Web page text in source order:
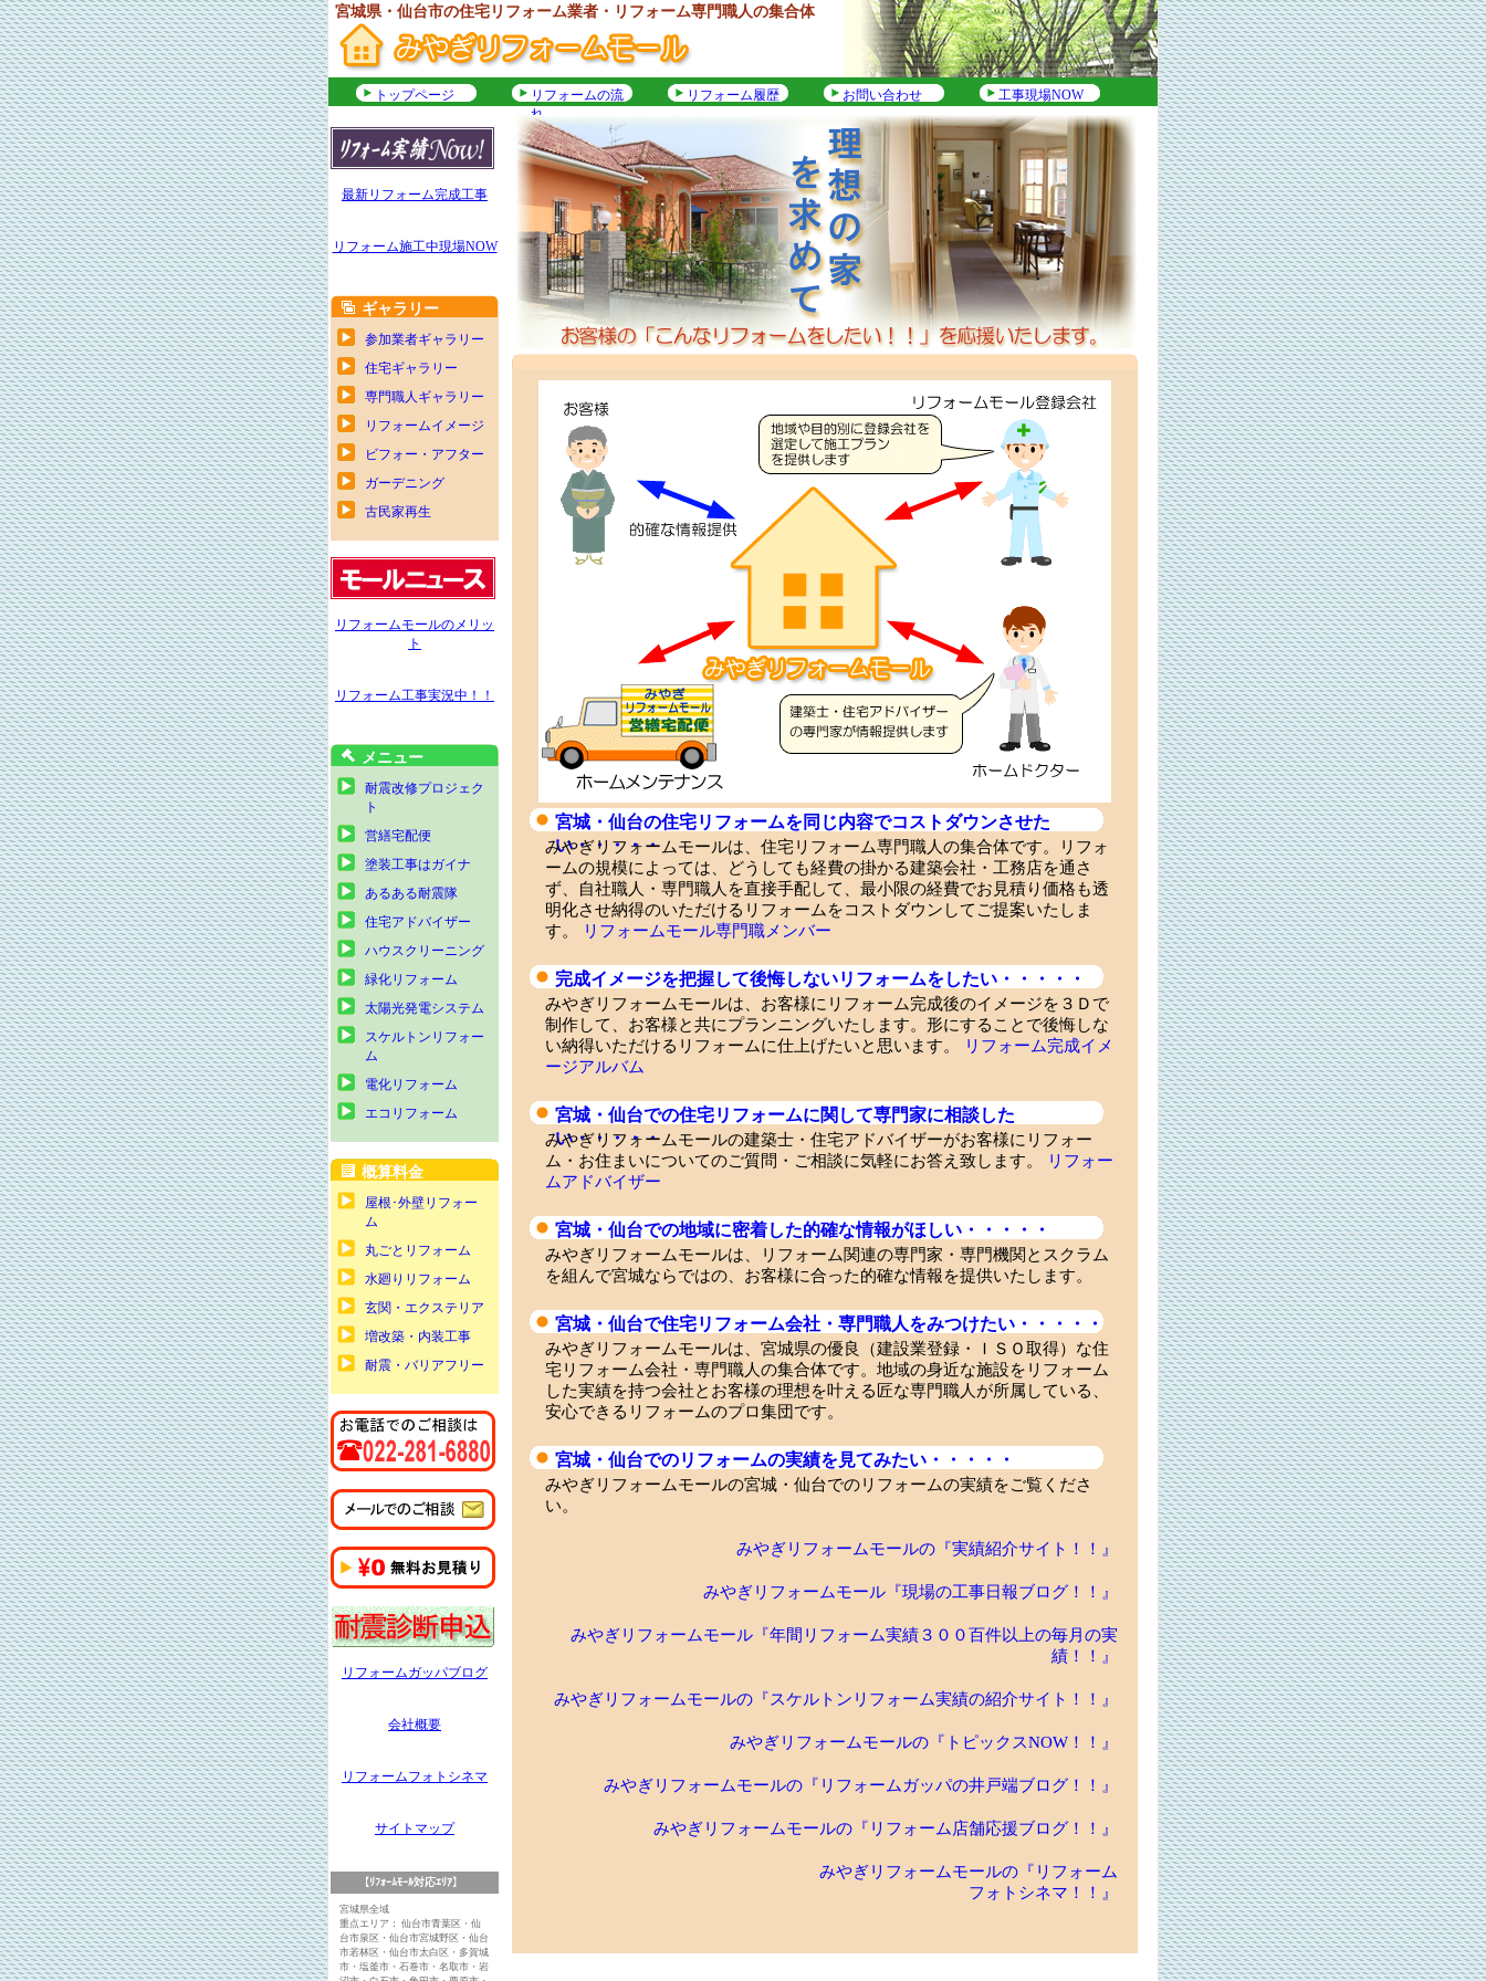
宮城県・仙台市の住宅リフォーム業者・リフォーム専門職人の集合体
トップページ
リフォームの流
れ
リフォーム履歴 お問い合わせ 工事現場NOW
最新リフォーム完成工事
リフォーム施工中現場NOW
ギャラリー
参加業者ギャラリー
住宅ギャラリー
専門職人ギャラリー
リフォームイメージ
ビフォー・アフター
ガーデニング
古民家再生
リフォームモールのメリッ
ト
リフォーム工事実況中！！
メニュー
耐震改修プロジェク
ト
営繕宅配便
塗装工事はガイナ
あるある耐震隊
住宅アドバイザー
ハウスクリーニング
緑化リフォーム
太陽光発電システム
スケルトンリフォー
ム
電化リフォーム
エコリフォーム
概算料金
屋根･外壁リフォー
ム
丸ごとリフォーム
水廻りリフォーム
玄関・エクステリア
増改築・内装工事
耐震・バリアフリー
リフォームガッパブログ
会社概要
リフォームフォトシネマ
サイトマップ
【ﾘﾌｫｰﾑﾓｰﾙ対応ｴﾘｱ】
宮城県全域
重点エリア： 仙台市青葉区・仙
台市泉区・仙台市宮城野区・仙台
市若林区・仙台市太白区・多賀城
市・塩釜市・石巻市・名取市・岩
宮城・仙台の住宅リフォームを同じ内容でコストダウンさせた
い・・・・・
みやぎリフォームモールは、住宅リフォーム専門職人の集合体です。リフォ
ームの規模によっては、どうしても経費の掛かる建築会社・工務店を通さ
ず、自社職人・専門職人を直接手配して、最小限の経費でお見積り価格も透
明化させ納得のいただけるリフォームをコストダウンしてご提案いたしま
す。
リフォームモール専門職メンバー
完成イメージを把握して後悔しないリフォームをしたい・・・・・
みやぎリフォームモールは、お客様にリフォーム完成後のイメージを３Ｄで
制作して、お客様と共にプランニングいたします。形にすることで後悔しな
い納得いただけるリフォームに仕上げたいと思います。
リフォーム完成イメ
ージアルバム
宮城・仙台での住宅リフォームに関して専門家に相談した
い・・・・・
みやぎリフォームモールの建築士・住宅アドバイザーがお客様にリフォー
ム・お住まいについてのご質問・ご相談に気軽にお答え致します。
リフォー
ムアドバイザー
宮城・仙台での地域に密着した的確な情報がほしい・・・・・
みやぎリフォームモールは、リフォーム関連の専門家・専門機関とスクラム
を組んで宮城ならではの、お客様に合った的確な情報を提供いたします。
宮城・仙台で住宅リフォーム会社・専門職人をみつけたい・・・・・
みやぎリフォームモールは、宮城県の優良（建設業登録・ＩＳＯ取得）な住
宅リフォーム会社・専門職人の集合体です。地域の身近な施設をリフォーム
した実績を持つ会社とお客様の理想を叶える匠な専門職人が所属している、
安心できるリフォームのプロ集団です。
宮城・仙台でのリフォームの実績を見てみたい・・・・・
みやぎリフォームモールの宮城・仙台でのリフォームの実績をご覧くださ
い。
みやぎリフォームモールの『実績紹介サイト！！』
みやぎリフォームモール『現場の工事日報ブログ！！』
みやぎリフォームモール『年間リフォーム実績３００百件以上の毎月の実
績！！』
みやぎリフォームモールの『スケルトンリフォーム実績の紹介サイト！！』
みやぎリフォームモールの『トピックスNOW！！』
みやぎリフォームモールの『リフォームガッパの井戸端ブログ！！』
みやぎリフォームモールの『リフォーム店舗応援ブログ！！』
みやぎリフォームモールの『リフォーム
フォトシネマ！！』